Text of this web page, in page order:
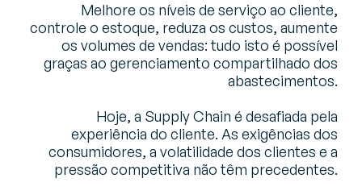
Melhore os níveis de serviço ao cliente,
controle o estoque, reduza os custos, aumente
os volumes de vendas: tudo isto é possível
graças ao gerenciamento compartilhado dos
abastecimentos.
Hoje, a Supply Chain é desafiada pela
experiência do cliente. As exigências dos
consumidores, a volatilidade dos clientes e a
pressão competitiva não têm precedentes.